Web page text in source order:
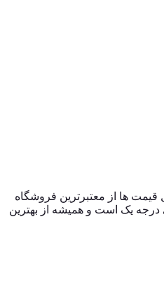
024 کالا در کنار شماست. ما با جمع‌ آوری و تحلیل قیمت‌ ها از معتبرترین فروشگاه‌
مستقل برای معرفی کالاهای درجه یک است و همیشه از بهترین